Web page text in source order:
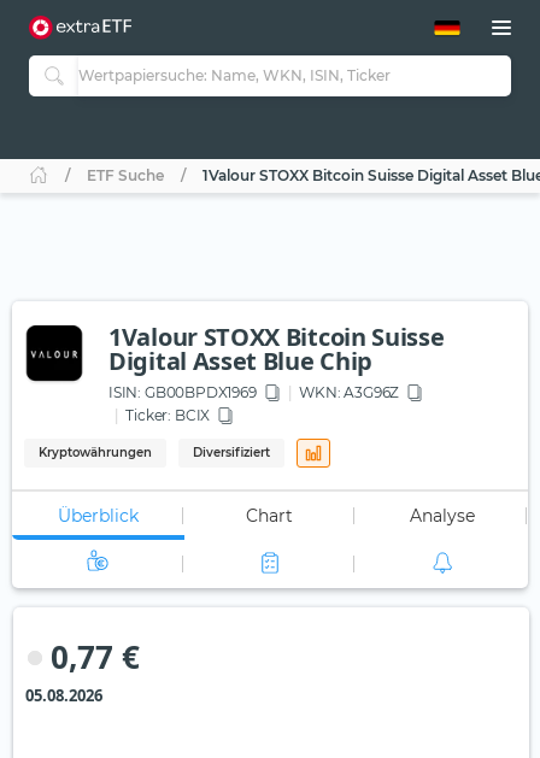
ETF-Guide 2.0
Guide Aktive ETFs
ETF-Sparpläne
ETF Suche 1Valour STOXX Bitcoin Suisse Digital Asset
1Valour STOXX Bitcoin Suisse
Digital Asset Blue Chip
ISIN: GB00BPDX1969 WKN: A3G96Z
Ticker: BCIX
Kryptowährungen Diversifiziert
Überblick Chart Analyse
0,77 €
05.08.2026